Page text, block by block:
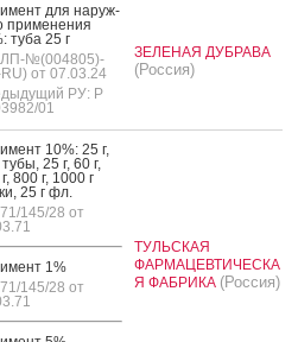
для на­руж­
при­мене­ния
ту­ба 25 г
№(004805)-
от 07.03.24
РУ: Р
01
ЗЕЛЕНАЯ ДУБРАВА
(Россия)
10%: 25 г,
25 г, 60 г,
800 г, 1000 г
25 г фл.
145/28 от
1%
145/28 от
ТУЛЬСКАЯ
ФАРМАЦЕВТИЧЕСКА
Я ФАБРИКА (Россия)